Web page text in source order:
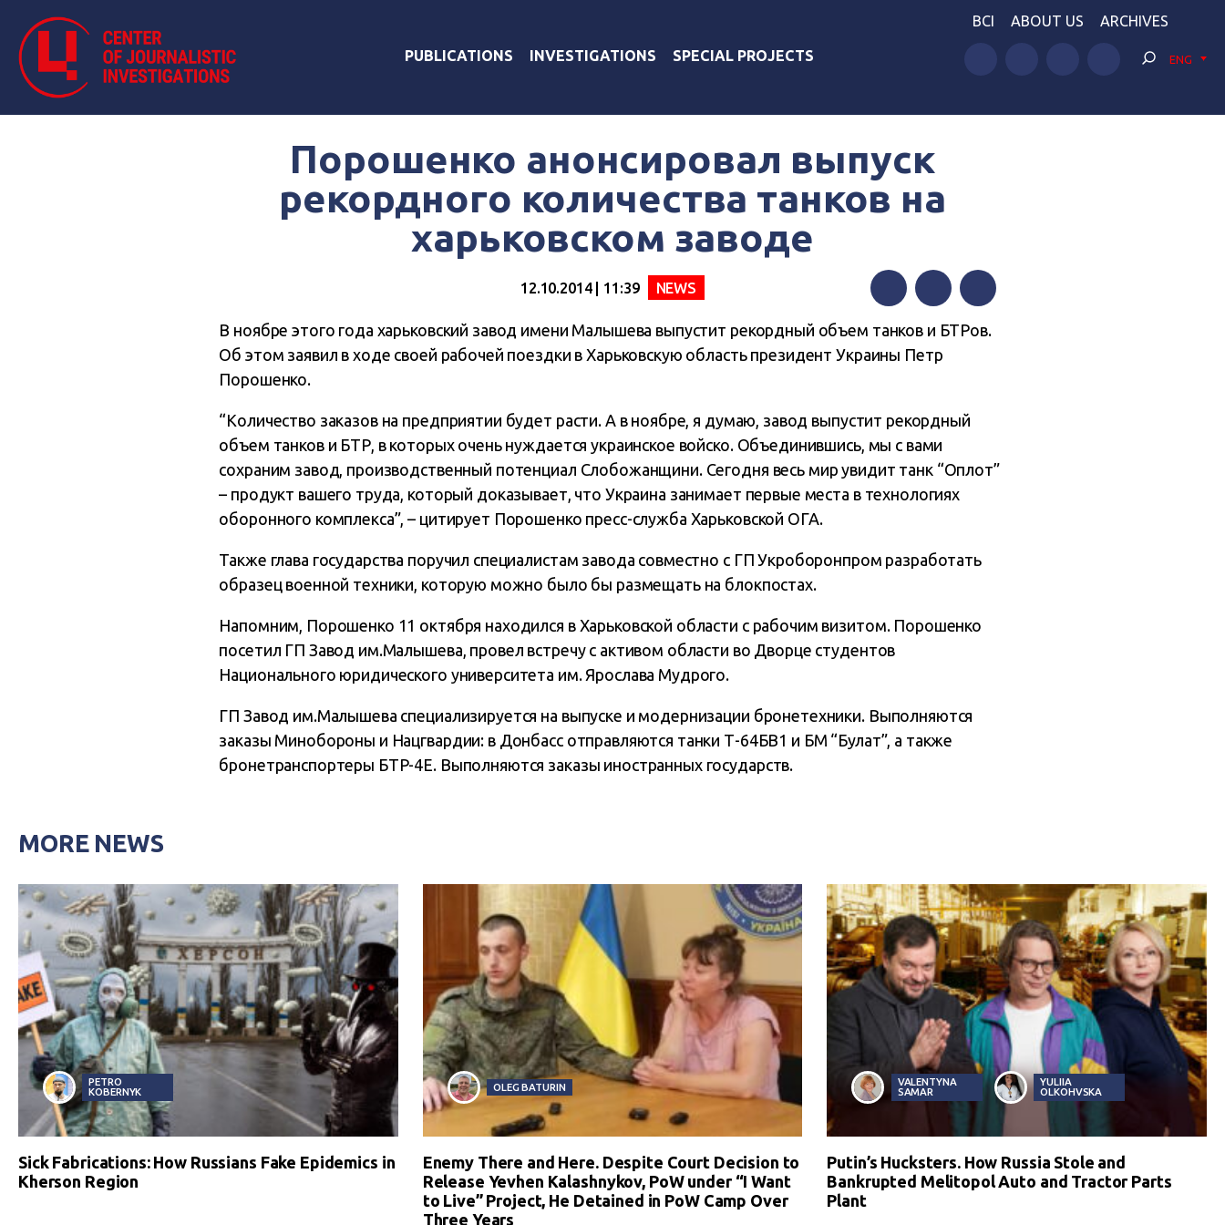
PUBLICATIONS INVESTIGATIONS SPECIAL PROJECTS
BCI ABOUT US ARCHIVES
ENG
Порошенко анонсировал выпуск
рекордного количества танков на
харьковском заводе
12.10.2014 | 11:39 NEWS
FacebookTwitterTelegram
В ноябре этого года харьковский завод имени Малышева выпустит рекордный объем танков и БТРов.
Об этом заявил в ходе своей рабочей поездки в Харьковскую область президент Украины Петр
Порошенко.
“Количество заказов на предприятии будет расти. А в ноябре, я думаю, завод выпустит рекордный
объем танков и БТР, в которых очень нуждается украинское войско. Объединившись, мы с вами
сохраним завод, производственный потенциал Слобожанщини. Сегодня весь мир увидит танк “Оплот”
– продукт вашего труда, который доказывает, что Украина занимает первые места в технологиях
оборонного комплекса”, – цитирует Порошенко пресс-служба Харьковской ОГА.
Также глава государства поручил специалистам завода совместно с ГП Укроборонпром разработать
образец военной техники, которую можно было бы размещать на блокпостах.
Напомним, Порошенко 11 октября находился в Харьковской области с рабочим визитом. Порошенко
посетил ГП Завод им.Малышева, провел встречу с активом области во Дворце студентов
Национального юридического университета им. Ярослава Мудрого.
ГП Завод им.Малышева специализируется на выпуске и модернизации бронетехники. Выполняются
заказы Минобороны и Нацгвардии: в Донбасс отправляются танки Т-64БВ1 и БМ “Булат”, а также
бронетранспортеры БТР-4Е. Выполняются заказы иностранных государств.
MORE NEWS
PETRO
KOBERNYK
Sick Fabrications: How Russians Fake Epidemics in
Kherson Region
OLEG BATURIN
Enemy There and Here. Despite Court Decision to
Release Yevhen Kalashnykov, PoW under “I Want
to Live” Project, He Detained in PoW Camp Over
Three Years
VALENTYNA
SAMAR
YULIIA
OLKOHVSKA
Putin’s Hucksters. How Russia Stole and
Bankrupted Melitopol Auto and Tractor Parts
Plant